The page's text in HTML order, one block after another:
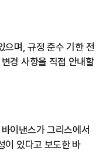
으며, 규정 준수 기한 전
경 사항을 직접 안내할
이낸스가 그리스에서
이 있다고 보도한 바